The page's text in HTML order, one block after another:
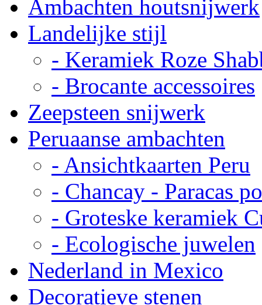
Ambachten houtsnijwerk
Landelijke stijl
- Keramiek Roze
- Brocante accessoires
Zeepsteen snijwerk
Peruaanse ambachten
- Ansichtkaarten Peru
- Chancay - Paracas
- Groteske keramiek
- Ecologische juwelen
Nederland in Mexico
Decoratieve stenen